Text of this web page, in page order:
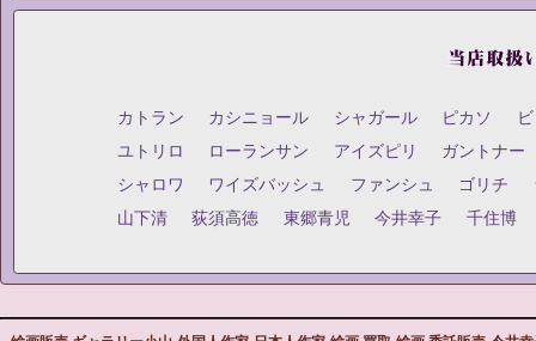
カトラン カシニョール シャガール ピカソ
ユトリロ
ローランサン アイズピリ
ガントナー
シャロワ
ワイズバッシュ ファンシュ ゴリチ
山下清
荻須高徳 東郷青児 今井幸子 千住博